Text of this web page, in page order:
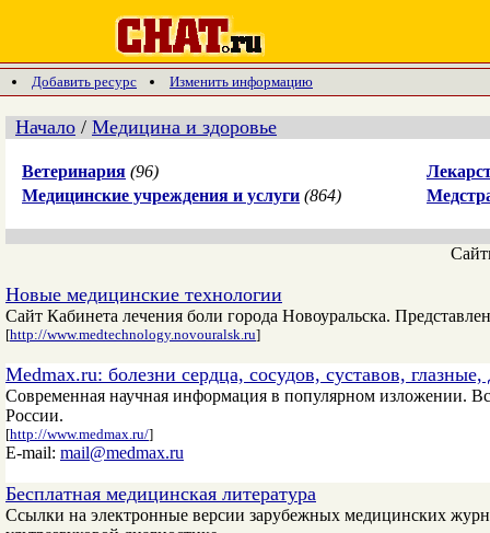
Добавить ресурс Изменить информацию
Начало / Медицина и здоровье
Ветеринария (96)
Медицинские учреждения и услуги (864)
Новые медицинские технологии
Сайт Кабинета лечения боли города Новоуральска.
[http://www.medtechnology.novouralsk.ru]
Medmax.ru: болезни сердца, сосудов, суставов, глазные,
Современная научная информация в популярном изложении.
России.
[http://www.medmax.ru/]
E-mail: mail@medmax.ru
Бесплатная медицинская литература
Ссылки на электронные версии зарубежных медицинских